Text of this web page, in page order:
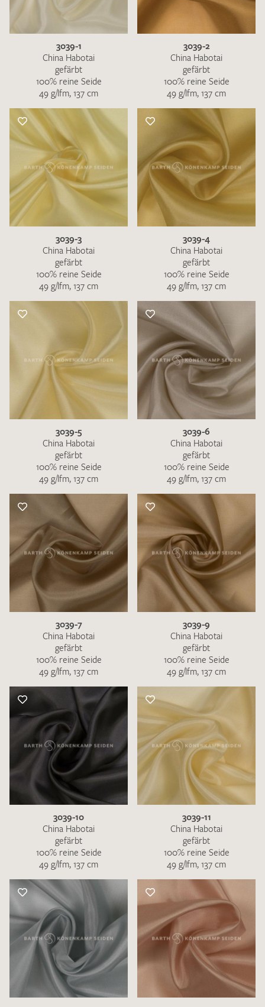
3039-1
China Habotai
gefärbt
100% reine Seide
49 g/lfm, 137 cm
3039-2
China Habotai
gefärbt
100% reine Seide
49 g/lfm, 137 cm
3039-3
China Habotai
gefärbt
100% reine Seide
49 g/lfm, 137 cm
3039-4
China Habotai
gefärbt
100% reine Seide
49 g/lfm, 137 cm
3039-5
China Habotai
gefärbt
100% reine Seide
49 g/lfm, 137 cm
3039-6
China Habotai
gefärbt
100% reine Seide
49 g/lfm, 137 cm
3039-7
China Habotai
gefärbt
100% reine Seide
49 g/lfm, 137 cm
3039-9
China Habotai
gefärbt
100% reine Seide
49 g/lfm, 137 cm
3039-10
China Habotai
gefärbt
100% reine Seide
49 g/lfm, 137 cm
3039-11
China Habotai
gefärbt
100% reine Seide
49 g/lfm, 137 cm